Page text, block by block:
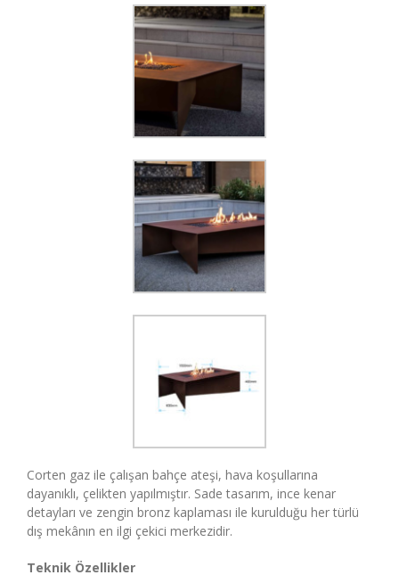
Corten gaz ile çalışan bahçe ateşi, hava koşullarına
dayanıklı, çelikten yapılmıştır. Sade tasarım, ince kenar
detayları ve zengin bronz kaplaması ile kurulduğu her türlü
dış mekânın en ilgi çekici merkezidir.
Teknik Özellikler